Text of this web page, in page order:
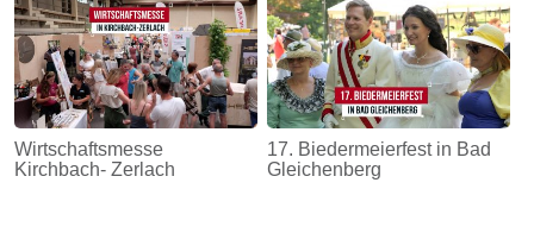
Wirtschaftsmesse
Kirchbach- Zerlach
17. Biedermeierfest in Bad
Gleichenberg